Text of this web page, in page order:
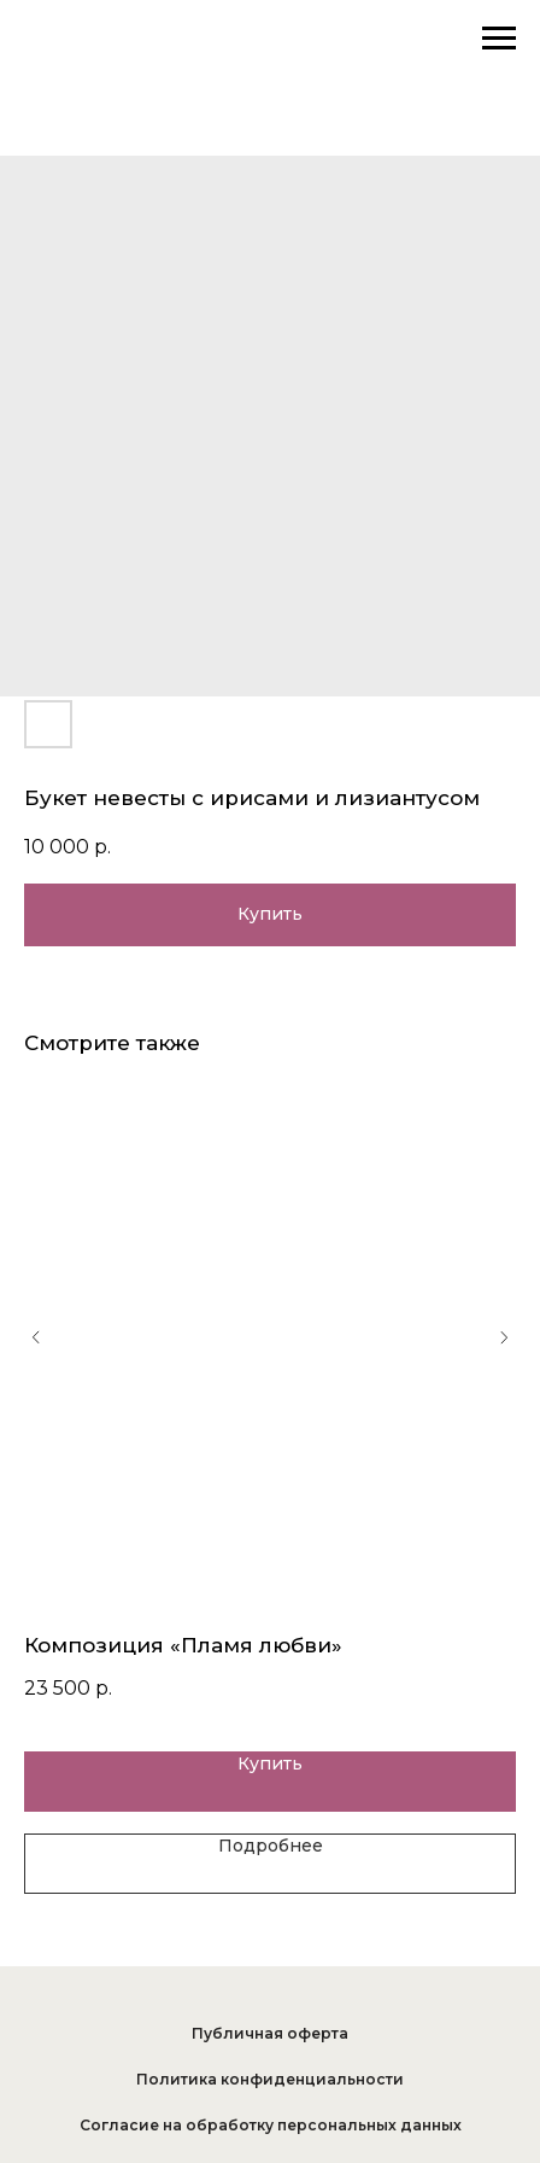
Букет невесты с ирисами и лизиантусом
10 000 р.
Купить
Смотрите также
Композиция «Пламя любви»
23 500 р.
Купить
Подробнее
Публичная оферта
Политика конфиденциальности
Согласие на обработку персональных данных